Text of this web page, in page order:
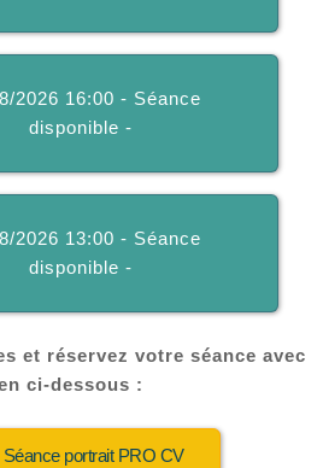
2026 16:00 - Séance
disponible -
2026 13:00 - Séance
disponible -
et réservez votre séance avec
ci-dessous :
portrait PRO CV